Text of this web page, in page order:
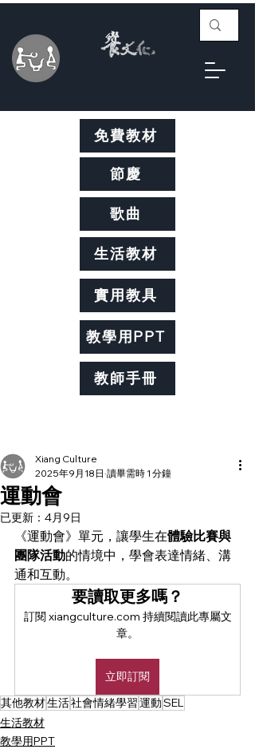
免費教材
實用教具
節慶
生活教材
歌曲
教學用PPT
教師手冊
運動會
Xiang Culture
2025年9月18日 讀畢需時 1 分鐘
已更新： 4月9日
《運動會》單元，讓學生在體驗比賽與
團隊活動的情境中，學會表達情緒、溝
通和互動。
要讀取更多嗎？
訂閱 xiangculture.com 持續閱讀此專屬文
章。
立即訂閱
其他教材生活社會情緒學習運動SEL
生活教材
教學用PPT